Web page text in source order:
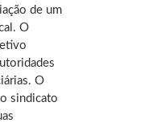
de um
O
O
sindicato